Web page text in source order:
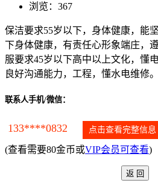
浏览：367
保洁要求55岁以下，身体健康，能
下身体健康，有责任心形象端庄，
服要求45岁以下高中以上文化，懂
良好沟通能力，工程，懂水电维修。
联系人手机/微信：
133****0832 点击查看完整信息
(查看需要80金币或VIP会员可查看)